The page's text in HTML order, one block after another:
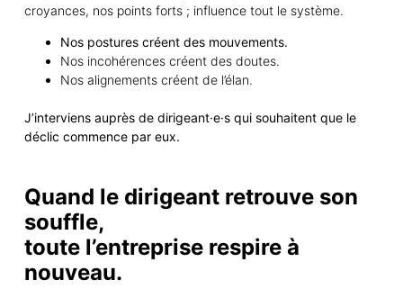
croyances, nos points forts ; influence tout le système.
Nos postures créent des mouvements.
Nos incohérences créent des doutes.
Nos alignements créent de l’élan.
J’interviens auprès de dirigeant·e·squi souhaitent que le
déclic commence par eux.
Quand le dirigeant retrouve son
souffle,
toute l’entreprise respire à
nouveau.